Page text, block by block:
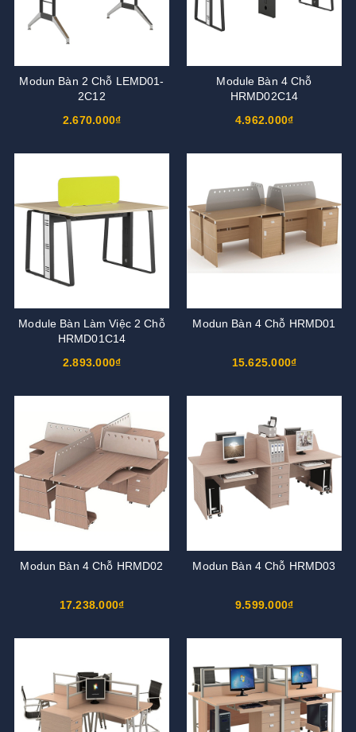
Modun Bàn 2 Chỗ LEMD01-
2C12
2.670.000₫
Module Bàn 4 Chỗ
HRMD02C14
4.962.000₫
Module Bàn Làm Việc 2 Chỗ
HRMD01C14
2.893.000₫
Modun Bàn 4 Chỗ HRMD01
15.625.000₫
Modun Bàn 4 Chỗ HRMD02
17.238.000₫
Modun Bàn 4 Chỗ HRMD03
9.599.000₫